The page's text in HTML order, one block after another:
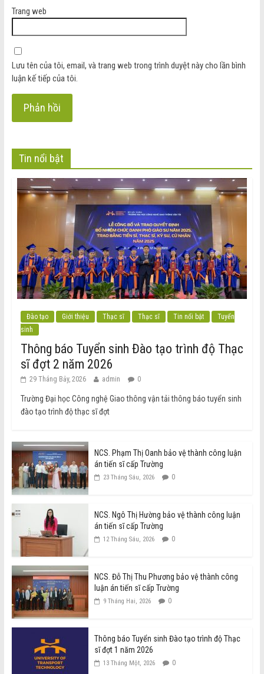
Trang web
Lưu tên của tôi, email, và trang web trong trình duyệt này cho lần bình
luận kế tiếp của tôi.
Tin nổi bật
Đào tạo Giới thiệu Thạc sĩ Thạc sĩ Tin nổi bật
Tuyển
sinh
Thông báo Tuyển sinh Đào tạo trình độ Thạc
sĩ đợt 2 năm 2026
29 Tháng Bảy, 2026 admin 0
Trường Đại học Công nghệ Giao thông vận tải thông báo tuyển sinh
đào tạo trình độ thạc sĩ đợt
NCS. Phạm Thị Oanh bảo vệ thành công luận
án tiến sĩ cấp Trường
23 Tháng Sáu, 2026 0
NCS. Ngô Thị Hường bảo vệ thành công luận
án tiến sĩ cấp Trường
12 Tháng Sáu, 2026 0
NCS. Đỗ Thị Thu Phương bảo vệ thành công
luận án tiến sĩ cấp Trường
9 Tháng Hai, 2026 0
Thông báo Tuyển sinh Đào tạo trình độ Thạc
sĩ đợt 1 năm 2026
13 Tháng Một, 2026 0